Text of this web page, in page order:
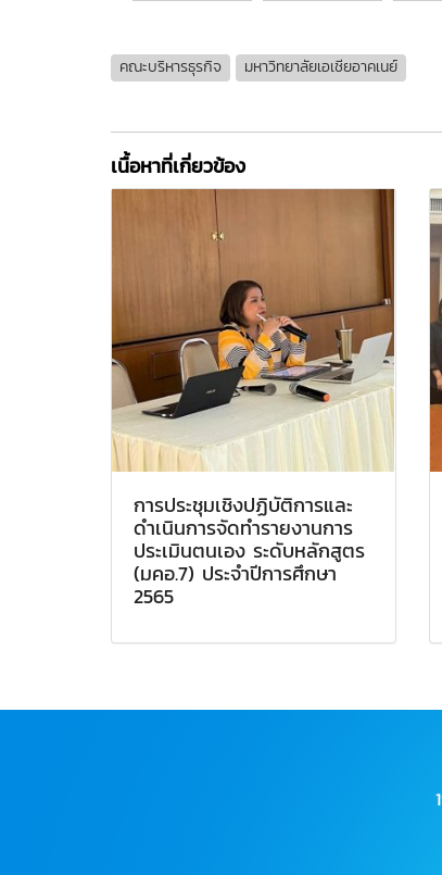
คณะบริหารธุรกิจ มหาวิทยาลัยเอเชียอาคเนย์
เนื้อหาที่เกี่ยวข้อง
การประชุมเชิงปฏิบัติการและ
ดำเนินการจัดทำรายงานการ
ประเมินตนเอง ระดับหลักสูตร
(มคอ.7) ประจำปีการศึกษา
2565